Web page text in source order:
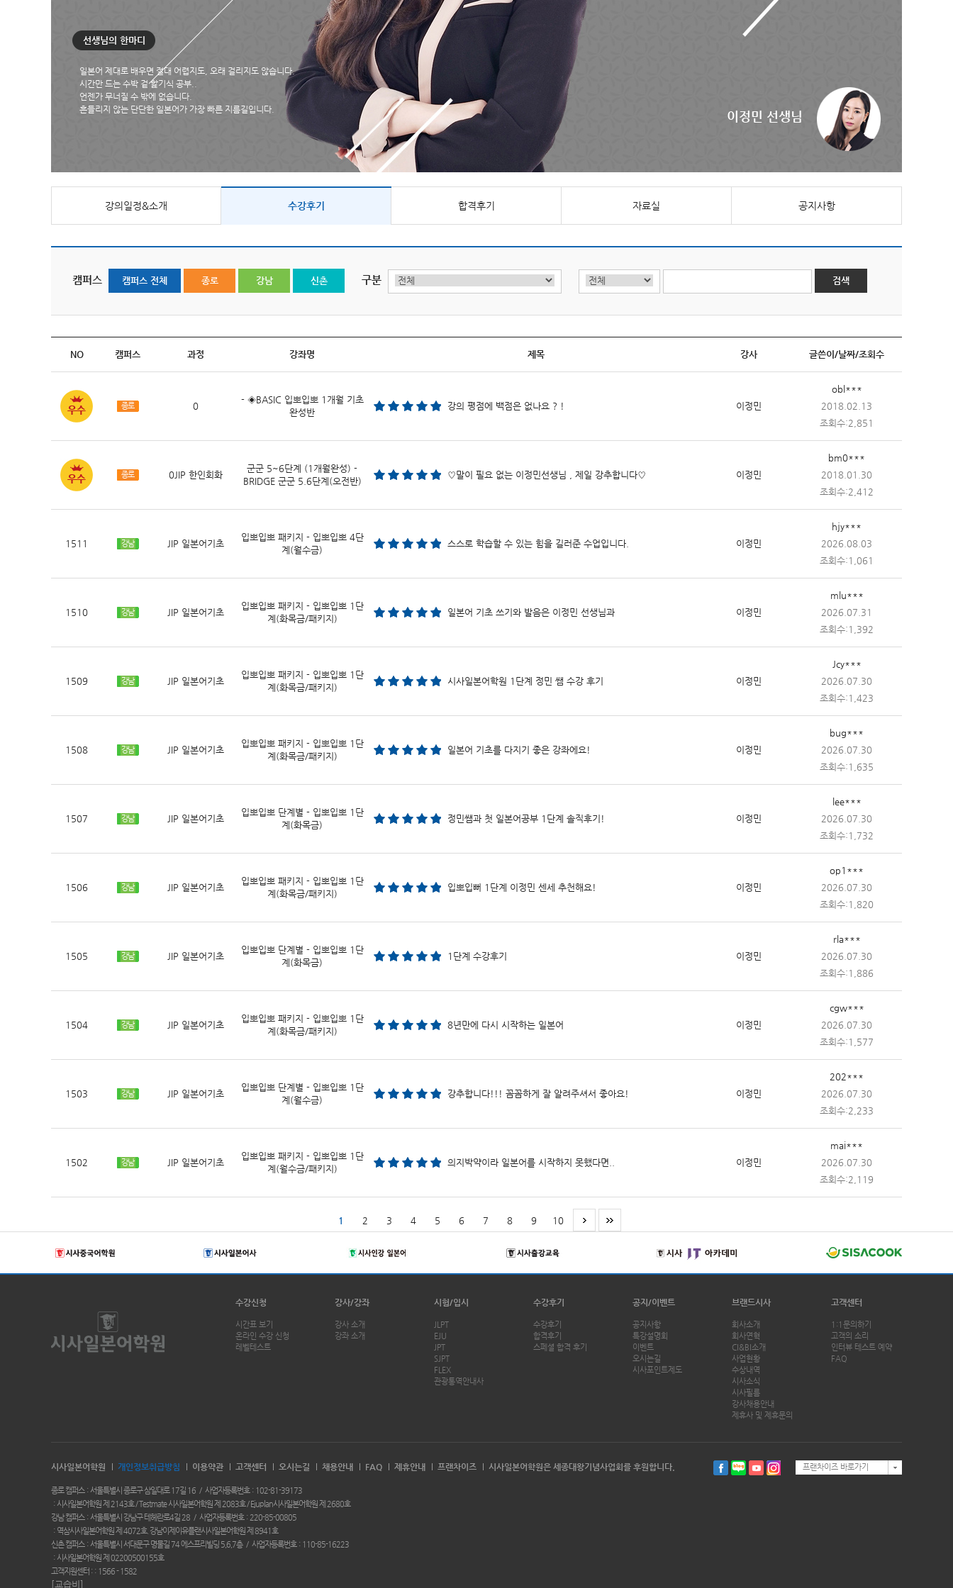
선생님의 한마디
일본어 제대로 배우면 절대 어렵지도, 오래 걸리지도 않습니다.
시간만 드는 수박 겉 핥기식 공부..
언젠가 무너질 수 밖에 없습니다.
흔들리지 않는 단단한 일본어가 가장 빠른 지름길입니다.
이정민 선생님
강의일정&소개 수강후기 합격후기 자료실 공지사항
캠퍼스 캠퍼스 전체 종로 강남 신촌 구분 검색
NO 캠퍼스 과정 강좌명 제목 강사 글쓴이/날짜/조회수
종로 0
- ◈BASIC 입뽀입뽀 1개월 기초
완성반
강의 평점에 백점은 없나요 ? ! 이정민
obl***
2018.02.13
조회수:2,851
종로 0JIP 한인회화
군군 5~6단계 (1개월완성) -
BRIDGE 군군 5.6단계(오전반)
♡말이 필요 없는 이정민선생님 , 제일 강추합니다♡ 이정민
bm0***
2018.01.30
조회수:2,412
1511 강남 JIP 일본어기초
입뽀입뽀 패키지 - 입뽀입뽀 4단
계(월수금)
스스로 학습할 수 있는 힘을 길러준 수업입니다. 이정민
hjy***
2026.08.03
조회수:1,061
1510 강남 JIP 일본어기초
입뽀입뽀 패키지 - 입뽀입뽀 1단
계(화목금/패키지)
일본어 기초 쓰기와 발음은 이정민 선생님과 이정민
mlu***
2026.07.31
조회수:1,392
1509 강남 JIP 일본어기초
입뽀입뽀 패키지 - 입뽀입뽀 1단
계(화목금/패키지)
시사일본어학원 1단계 정민 쌤 수강 후기 이정민
Jcy***
2026.07.30
조회수:1,423
1508 강남 JIP 일본어기초
입뽀입뽀 패키지 - 입뽀입뽀 1단
계(화목금/패키지)
일본어 기초를 다지기 좋은 강좌에요! 이정민
bug***
2026.07.30
조회수:1,635
1507 강남 JIP 일본어기초
입뽀입뽀 단계별 - 입뽀입뽀 1단
계(화목금)
정민쌤과 첫 일본어공부 1단계 솔직후기! 이정민
lee***
2026.07.30
조회수:1,732
1506 강남 JIP 일본어기초
입뽀입뽀 패키지 - 입뽀입뽀 1단
계(화목금/패키지)
입뽀입뻐 1단계 이정민 센세 추천해요! 이정민
op1***
2026.07.30
조회수:1,820
1505 강남 JIP 일본어기초
입뽀입뽀 단계별 - 입뽀입뽀 1단
계(화목금)
1단계 수강후기 이정민
rla***
2026.07.30
조회수:1,886
1504 강남 JIP 일본어기초
입뽀입뽀 패키지 - 입뽀입뽀 1단
계(화목금/패키지)
8년만에 다시 시작하는 일본어 이정민
cgw***
2026.07.30
조회수:1,577
1503 강남 JIP 일본어기초
입뽀입뽀 단계별 - 입뽀입뽀 1단
계(월수금)
강추합니다!!! 꼼꼼하게 잘 알려주셔서 좋아요! 이정민
202***
2026.07.30
조회수:2,233
1502 강남 JIP 일본어기초
입뽀입뽀 패키지 - 입뽀입뽀 1단
계(월수금/패키지)
의지박약이라 일본어를 시작하지 못했다면.. 이정민
mai***
2026.07.30
조회수:2,119
1 2 3 4 5 6 7 8 9 10
수강신청
시간표 보기
온라인 수강 신청
레벨테스트
강사/강좌
강사 소개
강좌 소개
시험/입시
JLPT
EJU
JPT
SJPT
FLEX
관광통역안내사
수강후기
수강후기
합격후기
스페셜 합격 후기
공지/이벤트
공지사항
특강설명회
이벤트
오시는길
시사포인트제도
브랜드시사
회사소개
회사연혁
CI&BI소개
사업현황
수상내역
시사소식
시사필름
강사채용안내
제휴사 및 제휴문의
고객센터
1:1문의하기
고객의 소리
인터뷰 테스트 예약
FAQ
시사일본어학원 개인정보취급방침 이용약관 고객센터 오시는길 채용안내 FAQ 제휴안내 프랜차이즈 시사일본어학원은 세종대왕기념사업회를 후원합니다.
종로 캠퍼스 서울특별시 종로구 삼일대로 17길 16 사업자등록번호
102-81-39173
시사일본어학원 제 2143호 / Testmate 시사일본어학원 제 2083호 / Ejuplan시사일본어학원 제 2680호
강남 캠퍼스
서울특별시 강남구 테헤란로4길 28 사업자등록번호
220-85-00805
역삼시사일본어학원 제 4072호. 강남이제이유플랜시사일본어학원 제 8941호
신촌 캠퍼스
서울특별시 서대문구 명물길 74 에스프리빌딩 5,6,7층 사업자등록번호
110-85-16223
시사일본어학원 제 02200500155호
고객지원센터 :
1566 - 1582
[교습비]
프랜차이즈 바로가기